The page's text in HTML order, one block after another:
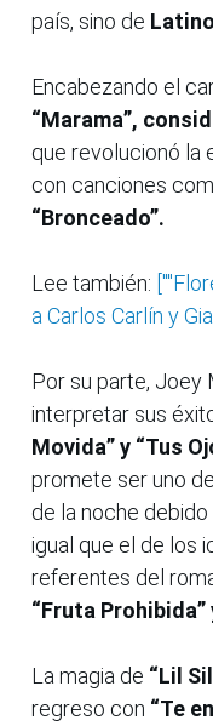
país, sino de
Encabezando el
“Marama”,
que revolucionó la
con canciones
“Bronceado”.
Lee también:
a Carlos Carlín y
Por su parte, Joey
interpretar sus
Movida” y “Tus
promete ser uno
de la noche debido
igual que el de los
referentes del
“Fruta Prohibida”
La magia de “Lil
regreso con “Te